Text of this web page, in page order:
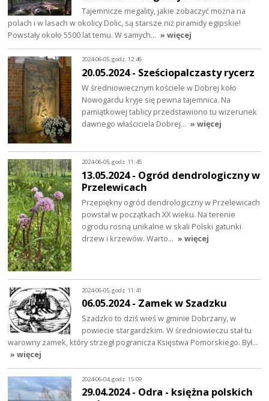
Tajemnicze megality, jakie zobaczyć można na
polach i w lasach w okolicy Dolic, są starsze niż piramidy egipskie!
Powstały około 5500 lat temu. W samych… » więcej
2024-06-05, godz. 12:46
20.05.2024 - Sześciopalczasty rycerz
W średniowiecznym kościele w Dobrej koło
Nowogardu kryje się pewna tajemnica. Na
pamiątkowej tablicy przedstawiono tu wizerunek
dawnego właściciela Dobrej… » więcej
2024-06-05, godz. 11:45
13.05.2024 - Ogród dendrologiczny w
Przelewicach
Przepiękny ogród dendrologiczny w Przelewicach
powstał w początkach XX wieku. Na terenie
ogrodu rosną unikalne w skali Polski gatunki
drzew i krzewów. Warto… » więcej
2024-06-05, godz. 11:41
06.05.2024 - Zamek w Szadzku
Szadzko to dziś wieś w gminie Dobrzany, w
powiecie stargardzkim. W średniowieczu stał tu
warowny zamek, który strzegł pogranicza Księstwa Pomorskiego. Był…
» więcej
2024-06-04, godz. 15:09
29.04.2024 - Odra - księżna polskich